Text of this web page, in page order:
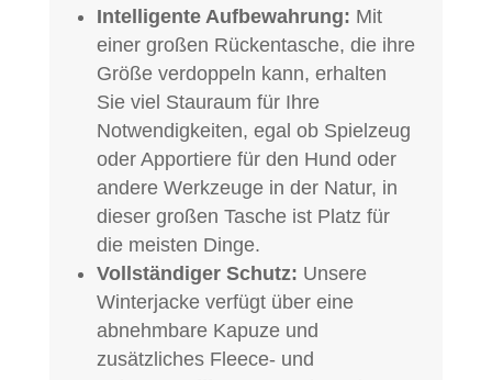
Intelligente Aufbewahrung: Mit
einer großen Rückentasche, die ihre
Größe verdoppeln kann, erhalten
Sie viel Stauraum für Ihre
Notwendigkeiten, egal ob Spielzeug
oder Apportiere für den Hund oder
andere Werkzeuge in der Natur, in
dieser großen Tasche ist Platz für
die meisten Dinge.
Vollständiger Schutz: Unsere
Winterjacke verfügt über eine
abnehmbare Kapuze und
zusätzliches Fleece- und